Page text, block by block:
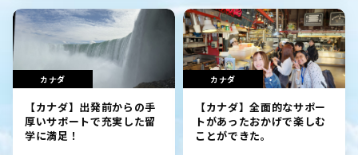
カナダ
【カナダ】出発前からの手
厚いサポートで充実した留
学に満足！
カナダ
【カナダ】全面的なサポー
トがあったおかげで楽しむ
ことができた。